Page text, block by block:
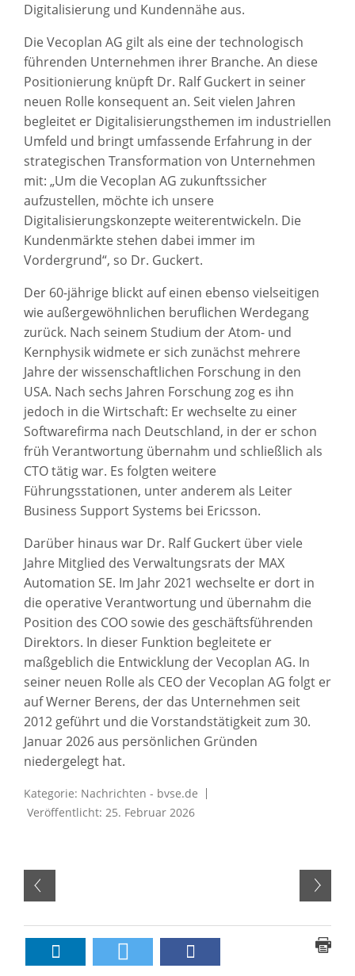
Digitalisierung und Kundennähe aus.
Die Vecoplan AG gilt als eine der technologisch
führenden Unternehmen ihrer Branche. An diese
Positionierung knüpft Dr. Ralf Guckert in seiner
neuen Rolle konsequent an. Seit vielen Jahren
begleitet er Digitalisierungsthemen im industriellen
Umfeld und bringt umfassende Erfahrung in der
strategischen Transformation von Unternehmen
mit: „Um die Vecoplan AG zukunftssicher
aufzustellen, möchte ich unsere
Digitalisierungskonzepte weiterentwickeln. Die
Kundenmärkte stehen dabei immer im
Vordergrund“, so Dr. Guckert.
Der 60-jährige blickt auf einen ebenso vielseitigen
wie außergewöhnlichen beruflichen Werdegang
zurück. Nach seinem Studium der Atom- und
Kernphysik widmete er sich zunächst mehrere
Jahre der wissenschaftlichen Forschung in den
USA. Nach sechs Jahren Forschung zog es ihn
jedoch in die Wirtschaft: Er wechselte zu einer
Softwarefirma nach Deutschland, in der er schon
früh Verantwortung übernahm und schließlich als
CTO tätig war. Es folgten weitere
Führungsstationen, unter anderem als Leiter
Business Support Systems bei Ericsson.
Darüber hinaus war Dr. Ralf Guckert über viele
Jahre Mitglied des Verwaltungsrats der MAX
Automation SE. Im Jahr 2021 wechselte er dort in
die operative Verantwortung und übernahm die
Position des COO sowie des geschäftsführenden
Direktors. In dieser Funktion begleitete er
maßgeblich die Entwicklung der Vecoplan AG. In
seiner neuen Rolle als CEO der Vecoplan AG folgt er
auf Werner Berens, der das Unternehmen seit
2012 geführt und die Vorstandstätigkeit zum 30.
Januar 2026 aus persönlichen Gründen
niedergelegt hat.
Kategorie: Nachrichten - bvse.de
Veröffentlicht: 25. Februar 2026